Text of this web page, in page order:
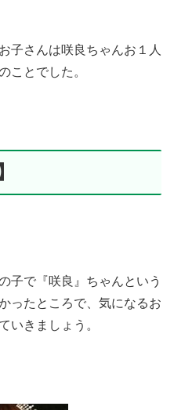
子さんは咲良ちゃんお１人
ことでした。
子で『咲良』ちゃんという
ったところで、気になるお
いきましょう。